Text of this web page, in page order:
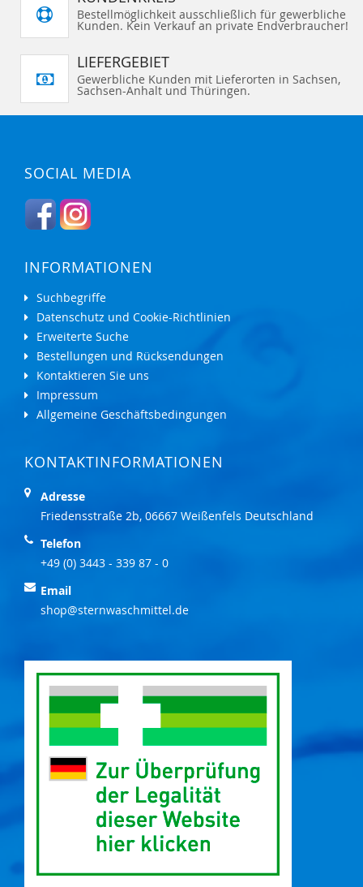
Bestellmöglichkeit ausschließlich für gewerbliche
Kunden. Kein Verkauf an private Endverbraucher!
LIEFERGEBIET
Gewerbliche Kunden mit Lieferorten in Sachsen,
Sachsen-Anhalt und Thüringen.
SOCIAL MEDIA
INFORMATIONEN
Suchbegriffe
Datenschutz und Cookie-Richtlinien
Erweiterte Suche
Bestellungen und Rücksendungen
Kontaktieren Sie uns
Impressum
Allgemeine Geschäftsbedingungen
KONTAKTINFORMATIONEN
Adresse
Friedensstraße 2b, 06667 Weißenfels Deutschland
Telefon
+49 (0) 3443 - 339 87 - 0
Email
shop@sternwaschmittel.de